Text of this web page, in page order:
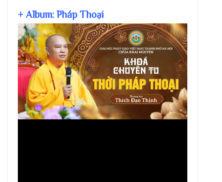
+ Album: Pháp Thoại